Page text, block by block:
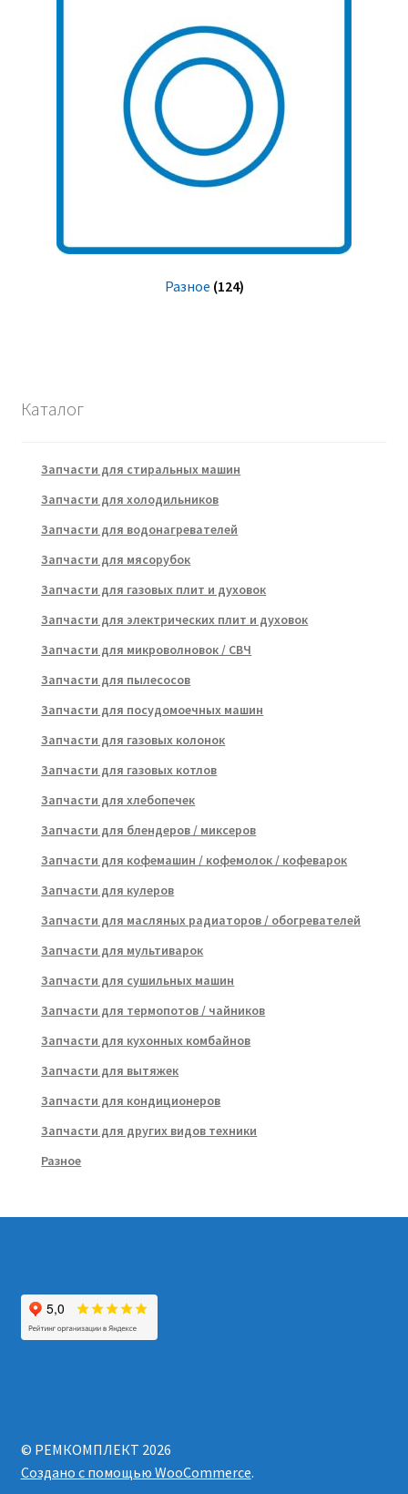
Разное (124)
Каталог
Запчасти для стиральных машин
Запчасти для холодильников
Запчасти для водонагревателей
Запчасти для мясорубок
Запчасти для газовых плит и духовок
Запчасти для электрических плит и духовок
Запчасти для микроволновок / СВЧ
Запчасти для пылесосов
Запчасти для посудомоечных машин
Запчасти для газовых колонок
Запчасти для газовых котлов
Запчасти для хлебопечек
Запчасти для блендеров / миксеров
Запчасти для кофемашин / кофемолок / кофеварок
Запчасти для кулеров
Запчасти для масляных радиаторов / обогревателей
Запчасти для мультиварок
Запчасти для сушильных машин
Запчасти для термопотов / чайников
Запчасти для кухонных комбайнов
Запчасти для вытяжек
Запчасти для кондиционеров
Запчасти для других видов техники
Разное
© РЕМКОМПЛЕКТ 2026
Создано с помощью WooCommerce.